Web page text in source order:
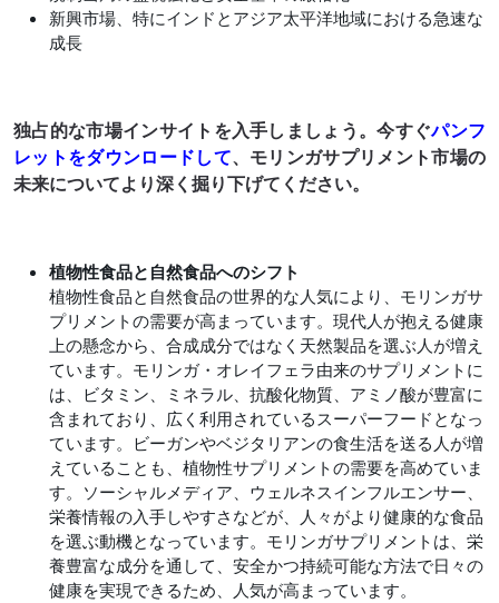
新興市場、特にインドとアジア太平洋地域における急速な
成長
独占的な市場インサイトを入手しましょう。今すぐパンフ
レットをダウンロードして、モリンガサプリメント市場の
未来についてより深く掘り下げてください。
植物性食品と自然食品へのシフト
植物性食品と自然食品の世界的な人気により、モリンガサ
プリメントの需要が高まっています。現代人が抱える健康
上の懸念から、合成成分ではなく天然製品を選ぶ人が増え
ています。モリンガ・オレイフェラ由来のサプリメントに
は、ビタミン、ミネラル、抗酸化物質、アミノ酸が豊富に
含まれており、広く利用されているスーパーフードとなっ
ています。ビーガンやベジタリアンの食生活を送る人が増
えていることも、植物性サプリメントの需要を高めていま
す。ソーシャルメディア、ウェルネスインフルエンサー、
栄養情報の入手しやすさなどが、人々がより健康的な食品
を選ぶ動機となっています。モリンガサプリメントは、栄
養豊富な成分を通して、安全かつ持続可能な方法で日々の
健康を実現できるため、人気が高まっています。